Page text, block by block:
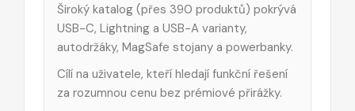
Široký katalog (přes 390 produktů) pokrývá
USB-C, Lightning a USB-A varianty,
autodržáky, MagSafe stojany a powerbanky.
Cílí na uživatele, kteří hledají funkční řešení
za rozumnou cenu bez prémiové přirážky.